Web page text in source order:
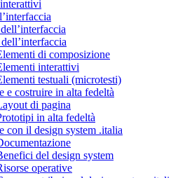
di composizione
interattivi
testuali (microtesti)
e costruire in alta fedeltà
di pagina
in alta fedeltà
con il design system .italia
del design system
operative